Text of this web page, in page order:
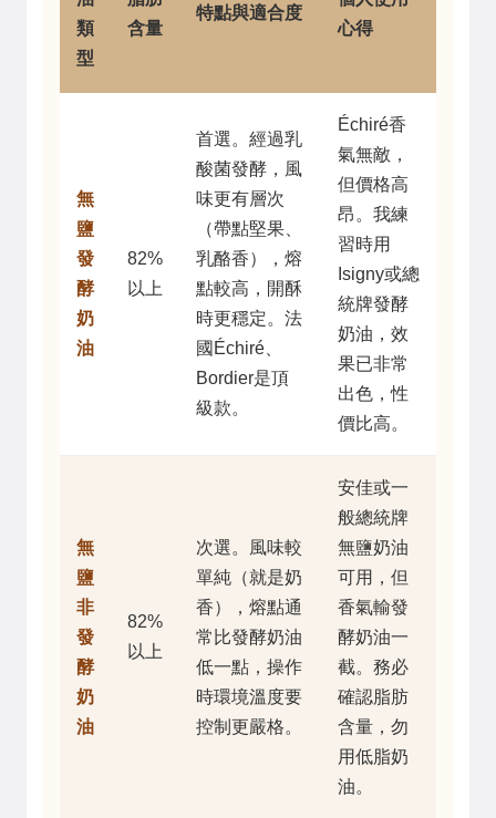
類
型
含量
特點與適合度
心得
無
鹽
發
酵
奶
油
82%
以上
首選。經過乳
酸菌發酵，風
味更有層次
（帶點堅果、
乳酪香），熔
點較高，開酥
時更穩定。法
國Échiré、
Bordier是頂
級款。
Échiré香
氣無敵，
但價格高
昂。我練
習時用
Isigny或總
統牌發酵
奶油，效
果已非常
出色，性
價比高。
無
鹽
非
發
酵
奶
油
82%
以上
次選。風味較
單純（就是奶
香），熔點通
常比發酵奶油
低一點，操作
時環境溫度要
控制更嚴格。
安佳或一
般總統牌
無鹽奶油
可用，但
香氣輸發
酵奶油一
截。務必
確認脂肪
含量，勿
用低脂奶
油。